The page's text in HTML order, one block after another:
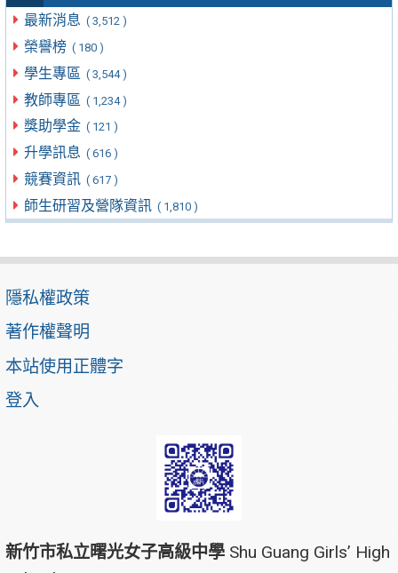
最新消息 ( 3,512 )
榮譽榜 ( 180 )
學生專區 ( 3,544 )
教師專區 ( 1,234 )
獎助學金 ( 121 )
升學訊息 ( 616 )
競賽資訊 ( 617 )
師生研習及營隊資訊 ( 1,810 )
隱私權政策
著作權聲明
本站使用正體字
登入
新竹市私立曙光女子高級中學 Shu Guang Girls’ High